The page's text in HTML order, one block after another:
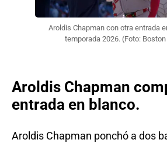
Aroldis Chapman con otra entrada
temporada 2026. (Foto: Boston
Aroldis Chapman
entrada en blanco.
Aroldis Chapman ponchó a dos